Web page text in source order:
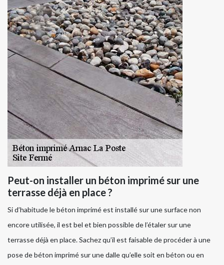
Peut-on installer un béton imprimé sur une
terrasse déjà en place ?
Si d’habitude le béton imprimé est installé sur une surface non
encore utilisée, il est bel et bien possible de l’étaler sur une
terrasse déjà en place. Sachez qu’il est faisable de procéder à une
pose de béton imprimé sur une dalle qu’elle soit en béton ou en